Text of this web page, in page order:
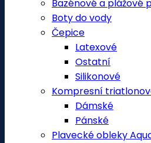
Bazénové a plážové
Boty do vody
Čepice
Latexové
Ostatní
Silikonové
Kompresní
Dámské
Pánské
Plavecké obleky